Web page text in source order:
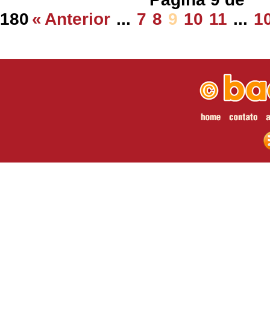
180 « Anterior ... 7 8 9 10 11 ...